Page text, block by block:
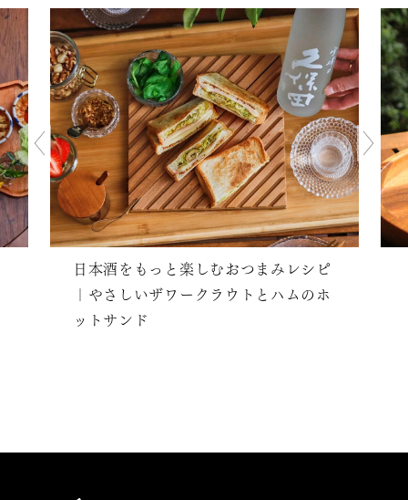
日本酒をもっと楽しむおつまみレシピ
｜やさしいザワークラウトとハムのホ
ットサンド